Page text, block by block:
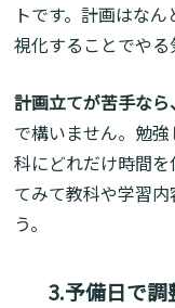
トです。計画はな
視化することでやる
計画立てが苦手な
で構いません。勉
科にどれだけ時間
てみて教科や学習
う。
3.予備日で調